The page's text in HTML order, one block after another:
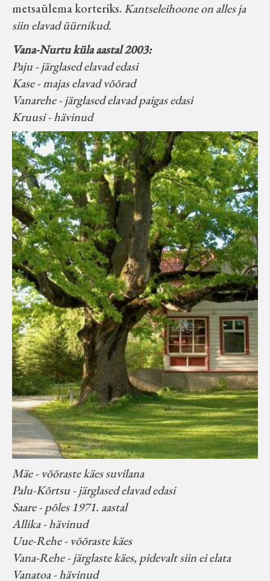
metsaülema korteriks.Kantseleihoone on alles ja
siin elavad üürnikud.
Vana-Nurtu küla aastal 2003:
Paju - järglased elavad edasi
Kase - majas elavad võõrad
Vanarehe - järglased elavad paigas edasi
Kruusi - hävinud
Mäe - võõraste käes suvilana
Palu-Kõrtsu - järglased elavad edasi
Saare - põles 1971. aastal
Allika - hävinud
Uue-Rehe - võõraste käes
Vana-Rehe - järglaste käes, pidevalt siin ei elata
Vanatoa - hävinud